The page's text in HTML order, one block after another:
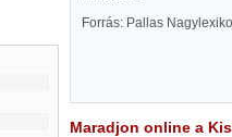
Forrás: Pallas
Maradjon online a